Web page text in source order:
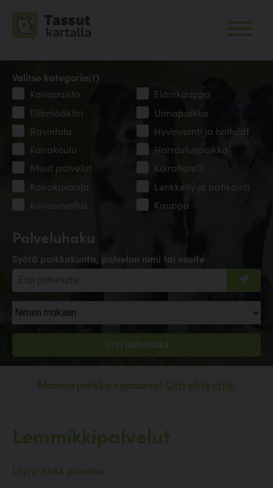
Palveluhaku
Syötä paikkakunta, palvelun nimi tai osoite
Valitse kategoria(t)
Koirapuisto
Eläinkauppa
Eläinlääkäri
Uimapaikka
Ravintola
Hyvinvointi ja hoitolat
Koirakoulu
Harrastuspaikka
Muut palvelut
Koirahotelli
Koirakuvaaja
Lenkkeily ja patikointi
Koirasovellus
Kauppa
Mainospaikka vapaana! Ota yhteyttä.
Lemmikkipalvelut
Löytyi 2494 palvelua